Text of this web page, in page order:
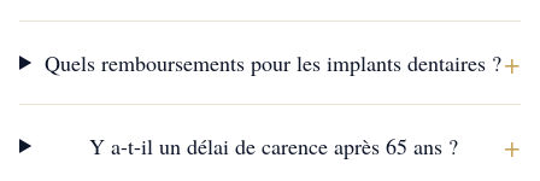
Quels remboursements pour les implants dentaires ?+
Y a-t-il un délai de carence après 65 ans ? +